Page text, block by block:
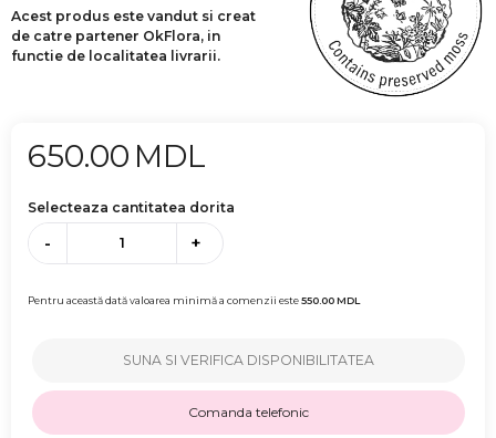
Acest produs este vandut si creat
de catre partener OkFlora, in
functie de localitatea livrarii.
650.00 MDL
Selecteaza cantitatea dorita
- +
Pentru această dată valoarea minimă a comenzii este550.00MDL
SUNA SI VERIFICA DISPONIBILITATEA
Comanda telefonic